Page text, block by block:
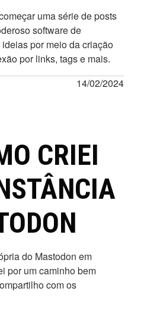
uma série de posts
software de
por meio da criação
por links, tags e mais.
14/02/2024
CRIEI
do Mastodon em
por um caminho bem
com os